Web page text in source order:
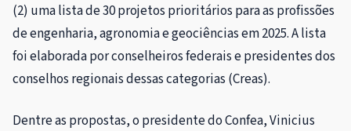
(2) uma lista de 30 projetos prioritários para as profissões
de engenharia, agronomia e geociências em 2025. A lista
foi elaborada por conselheiros federais e presidentes dos
conselhos regionais dessas categorias (Creas).
Dentre as propostas, o presidente do Confea, Vinicius